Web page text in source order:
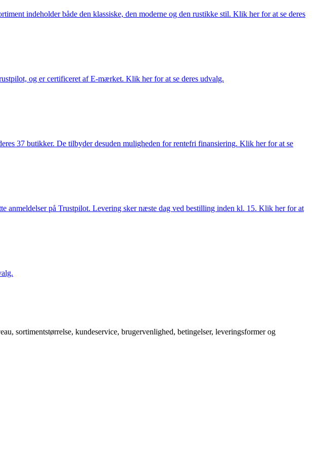
indeholder både den klassiske, den moderne og den rustikke stil. Klik her for at se deres
og er certificeret af E-mærket. Klik her for at se deres udvalg.
37 butikker. De tilbyder desuden muligheden for rentefri finansiering. Klik her for at se
på Trustpilot. Levering sker næste dag ved bestilling inden kl. 15. Klik her for at
sortimentstørrelse, kundeservice, brugervenlighed, betingelser, leveringsformer og